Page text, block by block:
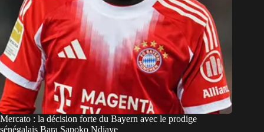
Mercato : la décision forte du Bayern avec le prodige
sénégalais Bara Sapoko Ndiaye